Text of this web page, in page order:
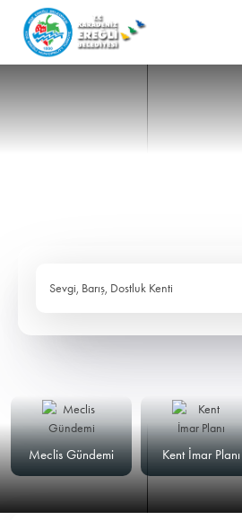
Sevgi, Barış, Dostluk Kenti
Meclis Gündemi
Kent İmar Planı